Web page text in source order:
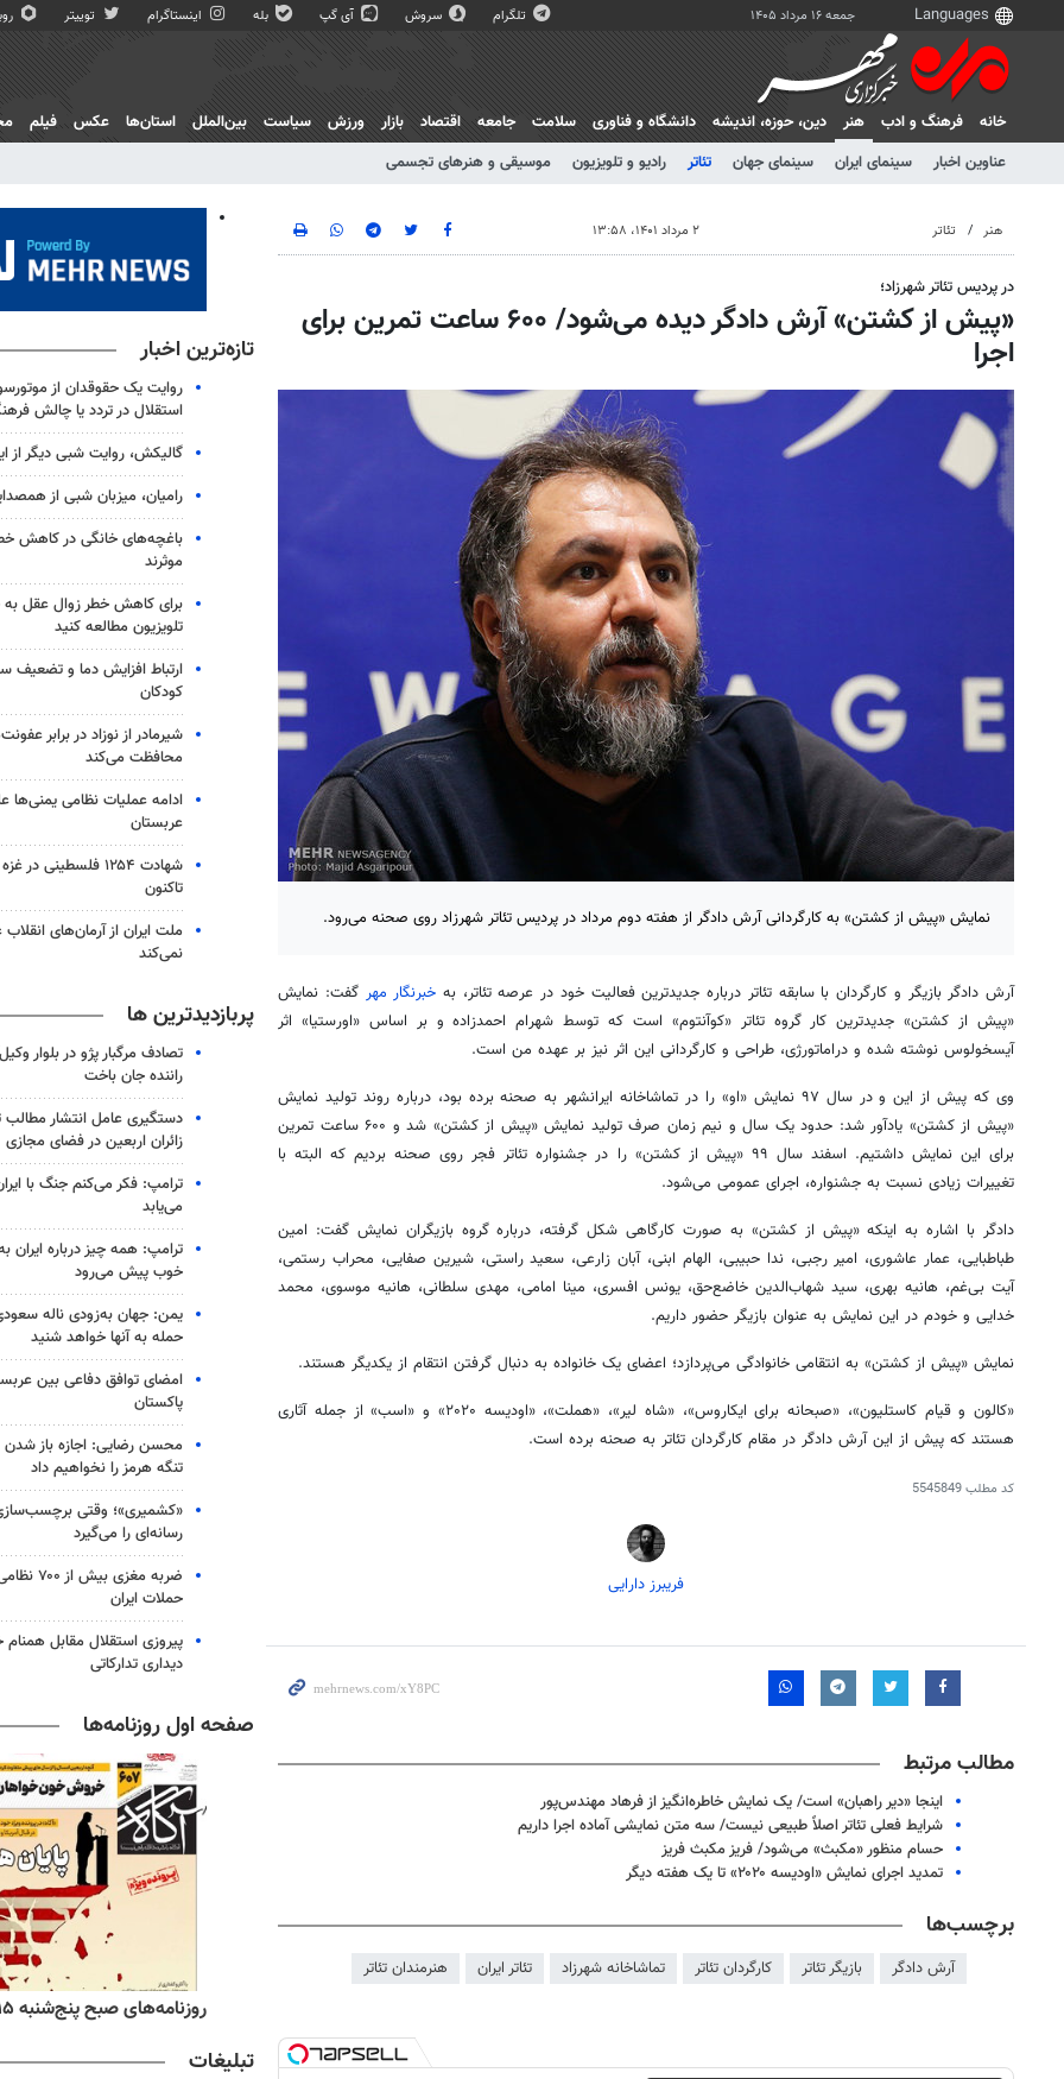
جمعه ۱۶ مرداد ۱۴۰۵ تلگرام سروش آی گپ بله اینستاگرام توییتر
خانه فرهنگ و ادب
هنر
عناوین اخبار
سینمای ایران سینمای جهان تئاتر رادیو و تلویزیون موسیقی و هنرهای تجسمی
دين، حوزه، انديشه دانشگاه و فناوری سلامت جامعه اقتصاد بازار ورزش سیاست بین‌الملل استان‌ها عکس فیلم
هنر تئاتر ۲ مرداد ۱۴۰۱، ۱۳:۵۸
در پردیس تئاتر شهرزاد؛
«پیش از کشتن» آرش دادگر دیده می‌شود/ ۶۰۰ ساعت تمرین برای
اجرا
نمایش «پیش از کشتن» به کارگردانی آرش دادگر از هفته دوم مرداد در پردیس تئاتر شهرزاد روی صحنه می‌رود.
آرش دادگر بازیگر و کارگردان با سابقه تئاتر درباره جدیدترین فعالیت خود در عرصه تئاتر، به خبرنگار مهر گفت: نمایش
«پیش از کشتن» جدیدترین کار گروه تئاتر «کوآنتوم» است که توسط شهرام احمدزاده و بر اساس «اورستیا» اثر
آیسخولوس نوشته شده و دراماتورژی، طراحی و کارگردانی این اثر نیز بر عهده من است.
وی که پیش از این و در سال ۹۷ نمایش «او» را در تماشاخانه ایرانشهر به صحنه برده بود، درباره روند تولید نمایش
«پیش از کشتن» یادآور شد: حدود یک سال و نیم زمان صرف تولید نمایش «پیش از کشتن» شد و ۶۰۰ ساعت تمرین
برای این نمایش داشتیم. اسفند سال ۹۹ «پیش از کشتن» را در جشنواره تئاتر فجر روی صحنه بردیم که البته با
تغییرات زیادی نسبت به جشنواره، اجرای عمومی می‌شود.
دادگر با اشاره به اینکه «پیش از کشتن» به صورت کارگاهی شکل گرفته، درباره گروه بازیگران نمایش گفت: امین
طباطبایی، عمار عاشوری، امیر رجبی، ندا حبیبی، الهام ابنی، آبان زارعی، سعید راستی، شیرین صفایی، محراب رستمی،
آیت بی‌غم، هانیه بهری، سید شهاب‌الدین خاضع‌حق، یونس افسری، مینا امامی، مهدی سلطانی، هانیه موسوی، محمد
خدایی و خودم در این نمایش به عنوان بازیگر حضور داریم.
نمایش «پیش از کشتن» به انتقامی خانوادگی می‌پردازد؛ اعضای یک خانواده به دنبال گرفتن انتقام از یکدیگر هستند.
«کالون و قیام کاستلیون»، «صبحانه برای ایکاروس»، «شاه لیر»، «هملت»، «اودیسه ۲۰۲۰» و «اسب» از جمله آثاری
هستند که پیش از این آرش دادگر در مقام کارگردان تئاتر به صحنه برده است.
کد مطلب5545849
فریبرز دارایی
مطالب مرتبط
اینجا «دیر راهبان» است/ یک نمایش خاطره‌انگیز از فرهاد مهندس‌پور
شرایط فعلی تئاتر اصلاً طبیعی نیست/ سه متن نمایشی آماده اجرا داریم
حسام منظور «مکبث» می‌شود/ فریز مکبث فریز
تمدید اجرای نمایش «اودیسه ۲۰۲۰» تا یک هفته دیگر
برچسب‌ها
آرش دادگر بازیگر تئاتر کارگردان تئاتر تماشاخانه شهرزاد تئاتر ایران هنرمندان تئاتر
تازه‌ترین اخبار
روایت یک حقوقدان از
استقلال در تردد یا چالش
گالیکش، روایت شبی دیگر از
رامیان، میزبان شبی از
باغچه‌های خانگی در کاهش
موثرند
برای کاهش خطر زوال عقل به
تلویزیون مطالعه کنید
ارتباط افزایش دما و تضعیف
کودکان
شیرمادر از نوزاد در برابر
محافظت می‌کند
ادامه عملیات نظامی یمنی‌ها
عربستان
شهادت ۱۲۵۴ فلسطینی
تاکنون
ملت ایران از آرمان‌های
نمی‌کند
پربازدیدترین ها
تصادف مرگبار پژو در بلوار
راننده جان باخت
دستگیری عامل انتشار مطالب
زائران اربعین در فضای مجازی
ترامپ: فکر می‌کنم جنگ با
می‌یابد
ترامپ: همه چیز درباره ایران
خوب پیش می‌رود
یمن: جهان به‌زودی ناله
حمله به آنها خواهد شنید
امضای توافق دفاعی بین
پاکستان
محسن رضایی: اجازه باز
تنگه هرمز را نخواهیم داد
«کشمیری»؛ وقتی
رسانه‌ای را می‌گیرد
ضربه مغزی
حملات ایران
پیروزی استقلال مقابل همنام
دیداری تدارکاتی
صفحه اول روزنامه‌ها
روزنامه‌های صبح پنج‌شنبه ۱۵ مرداد ۱۴۰۵
تبلیغات